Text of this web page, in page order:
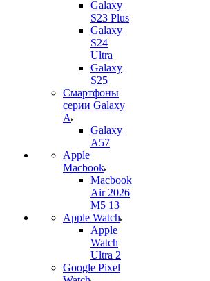
Galaxy
S23 Plus
Galaxy
S24
Ultra
Galaxy
S25
Смартфоны
серии Galaxy
A
Galaxy
A57
Apple
Macbook
Macbook
Air 2026
M5 13
Apple Watch
Apple
Watch
Ultra 2
Google Pixel